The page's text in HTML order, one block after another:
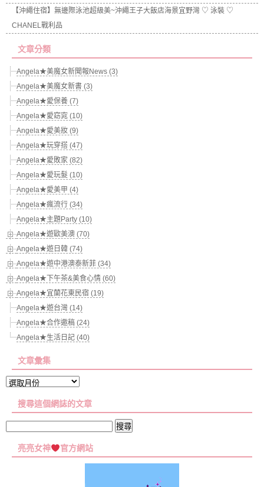
【沖繩住宿】無邊際泳池超級美~沖繩王子大飯店海景宜野灣 ♡ 泳裝 ♡
CHANEL戰利品
文章分類
Angela★美魔女新聞報News (3)
Angela★美魔女新書 (3)
Angela★愛保養 (7)
Angela★愛窈窕 (10)
Angela★愛美妝 (9)
Angela★玩穿搭 (47)
Angela★愛敗家 (82)
Angela★愛玩髮 (10)
Angela★愛美甲 (4)
Angela★瘋流行 (34)
Angela★主題Party (10)
Angela★遊歐美澳 (70)
Angela★遊日韓 (74)
Angela★遊中港澳泰新菲 (34)
Angela★下午茶&美食心情 (60)
Angela★宜蘭花東民宿 (19)
Angela★遊台灣 (14)
Angela★合作邀稿 (24)
Angela★生活日記 (40)
文章彙集
文
彙
搜尋這個網誌的文章
關
亮亮女神 官方網站